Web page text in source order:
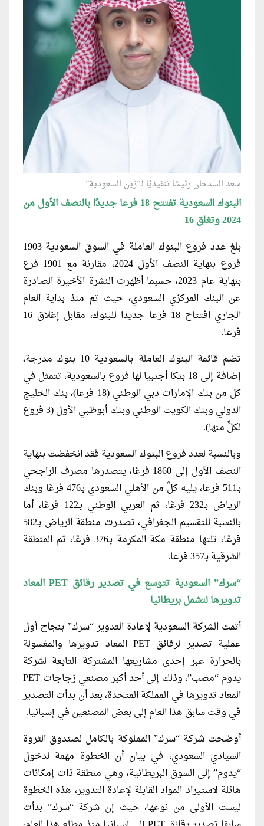
سعد السدحان رئيسًا تنفيذيًا لـ”زين السعودية”
البنوك السعودية تفتتح 18 فرعا جديدًا بالنصف الأول من
2024 وتغلق 16
بلغ عدد فروع البنوك العاملة في السوق السعودية 1903
فروع بنهاية النصف الأول 2024، مقارنة مع 1901 فرع
بنهاية عام 2023، حسبما أظهرت النشرة الأخيرة الصادرة
عن البنك المركزي السعودي، حيث تم منذ بداية العام
الجاري افتتاح 18 فرعا جديدا للبنوك، مقابل إغلاق 16
فرعا.
تضم قائمة البنوك العاملة بالسعودية 10 بنوك مدرجة،
إضافة إلى 18 بنكا أجنبيا لها فروع بالسعودية، تتمثل في
كل من بنك الإمارات دبي الوطني (18 فرعا)، بنك الخليج
الدولي وبنك الكويت الوطني وبنك أبوظبي الأول (3 فروع
لكلٍّ منها).
وبالنسبة لعدد فروع البنوك السعودية فقد انخفضت بنهاية
النصف الأول إلى 1860 فرعًا، يتصدرها مصرف الراجحي
بـ511 فرعا، يليه كلٌّ من الأهلي السعودي بـ476 فرعًا وبنك
الرياض بـ232 فرعًا، ثم العربي الوطني بـ122 فرعًا، أما
بالنسبة للتقسيم الجغرافي، تصدرت منطقة الرياض بـ582
فرعًا، تلتها منطقة مكة المكرمة بـ376 فرعًا، ثم المنطقة
الشرقية بـ357 فرعا.
“سرك” السعودية تتوسع في تصدير رقائق PET المعاد
تدويرها لتشمل بريطانيا
أتمت الشركة السعودية لإعادة التدوير “سرك” بنجاح أول
عملية تصدير لرقائق PET المعاد تدويرها والمغسولة
بالحرارة عبر إحدى مشاريعها المشتركة التابعة لشركة
يدوم “مصب”، وذلك إلى أحد أكبر مصنعي زجاجات PET
المعاد تدويرها في المملكة المتحدة، بعد أن بدأت التصدير
في وقت سابق هذا العام إلى بعض المصنعين في إسبانيا.
أوضحت شركة “سرك” المملوكة بالكامل لصندوق الثروة
السيادي السعودي، في بيان أن الخطوة مهمة لدخول
“يدوم” إلى السوق البريطانية، وهي منطقة ذات إمكانات
هائلة لاستيراد المواد القابلة لإعادة التدوير، هذه الخطوة
ليست الأولى من نوعها، حيث إن شركة “سرك” بدأت